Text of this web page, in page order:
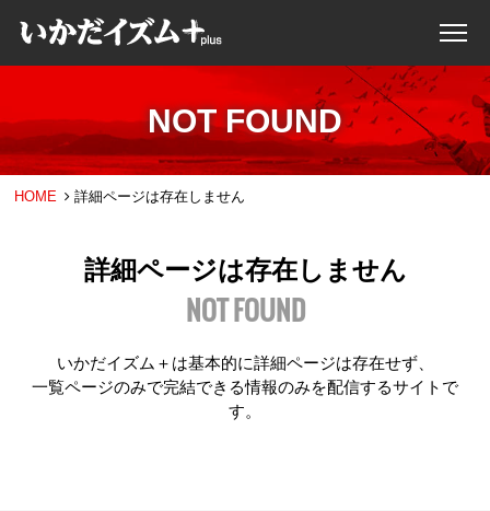
NOT FOUND
HOME 詳細ページは存在しません
詳細ページは存在しません
NOT FOUND
いかだイズム＋は基本的に詳細ページは存在せず、
一覧ページのみで完結できる情報のみを配信するサイトで
す。